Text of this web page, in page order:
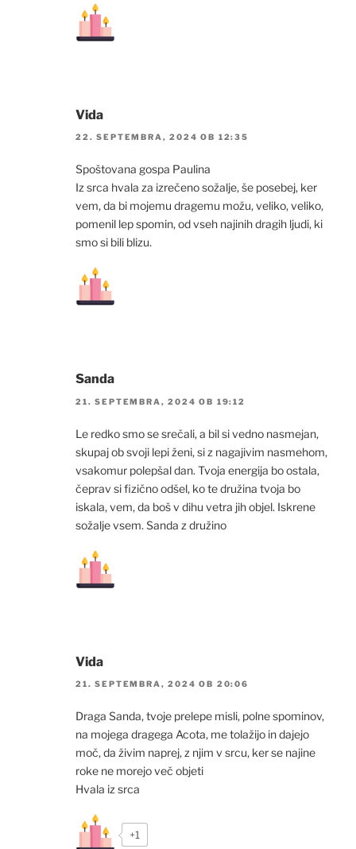
Vida
22. SEPTEMBRA, 2024 OB 12:35
Spoštovana gospa Paulina
Iz srca hvala za izrečeno sožalje, še posebej, ker
vem, da bi mojemu dragemu možu, veliko, veliko,
pomenil lep spomin, od vseh najinih dragih ljudi, ki
smo si bili blizu.
Sanda
21. SEPTEMBRA, 2024 OB 19:12
Le redko smo se srečali, a bil si vedno nasmejan,
skupaj ob svoji lepi ženi, si z nagajivim nasmehom,
vsakomur polepšal dan. Tvoja energija bo ostala,
čeprav si fizično odšel, ko te družina tvoja bo
iskala, vem, da boš v dihu vetra jih objel. Iskrene
sožalje vsem. Sanda z družino
Vida
21. SEPTEMBRA, 2024 OB 20:06
Draga Sanda, tvoje prelepe misli, polne spominov,
na mojega dragega Acota, me tolažijo in dajejo
moč, da živim naprej, z njim v srcu, ker se najine
roke ne morejo več objeti
Hvala iz srca
+1